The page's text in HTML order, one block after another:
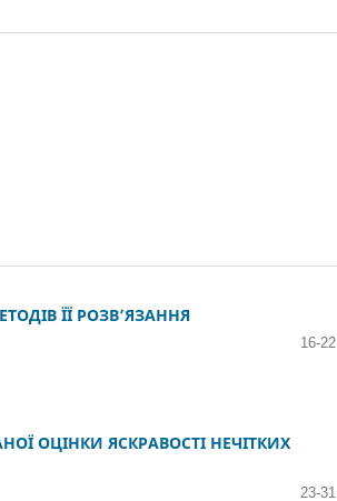
ЇЇ РОЗВ’ЯЗАННЯ
16-22
ОЦІНКИ ЯСКРАВОСТІ НЕЧІТКИХ
23-31